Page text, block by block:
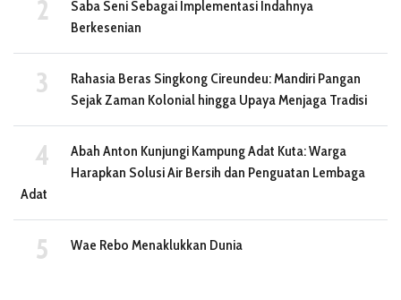
Saba Seni Sebagai Implementasi Indahnya
Berkesenian
Rahasia Beras Singkong Cireundeu: Mandiri Pangan
Sejak Zaman Kolonial hingga Upaya Menjaga Tradisi
Abah Anton Kunjungi Kampung Adat Kuta: Warga
Harapkan Solusi Air Bersih dan Penguatan Lembaga
Adat
Wae Rebo Menaklukkan Dunia